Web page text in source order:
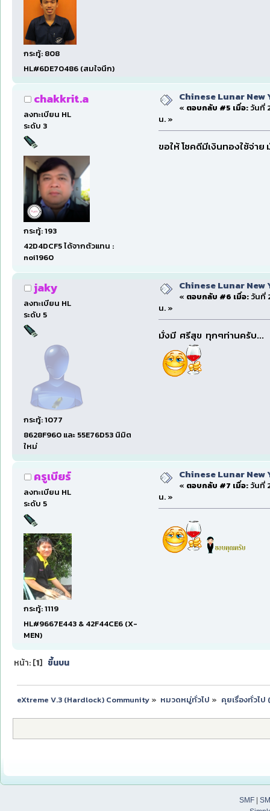
กระทู้: 808
HL#6DE70486 (สมใจนึก)
chakkrit.a
ลงทะเบียน HL
ระดับ 3
กระทู้: 193
42D4DCF5 ได้จากตัวแทน :
noi1960
Chinese Lunar New
« ตอบกลับ #5 เมื่อ:วันที่
น. »
ขอให้ โชคดีมีเงินทองใช้จ่าย
jaky
ลงทะเบียน HL
ระดับ 5
กระทู้: 1077
8628F960 และ 55E76D53 นิมิต
ใหม่
Chinese Lunar New
« ตอบกลับ #6 เมื่อ:วันที่
น. »
มั่งมี ศรีสุข ทุกๆท่านครับ...
ครูเบียร์
ลงทะเบียน HL
ระดับ 5
กระทู้: 1119
HL#9667E443 & 42F44CE6 (X-
MEN)
Chinese Lunar New
« ตอบกลับ #7 เมื่อ:วันที่
น. »
หน้า: [1] ขึ้นบน
eXtreme V.3 (Hardlock) Community» หมวดหมู่ทั่วไป » คุยเรื่องทั่วไป
SMF|